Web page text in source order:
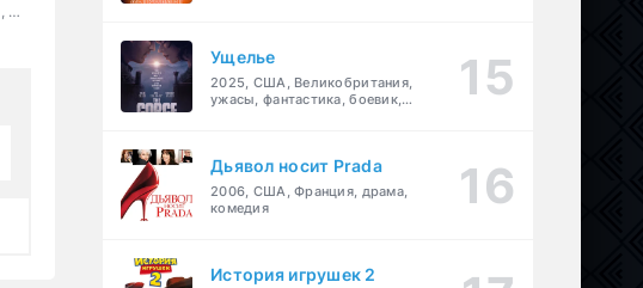
мелодрама
Ущелье
2025, США, Великобритания,
ужасы, фантастика, боевик,
Дьявол носит Prada
2006, США, Франция, драма,
комедия
История игрушек 2